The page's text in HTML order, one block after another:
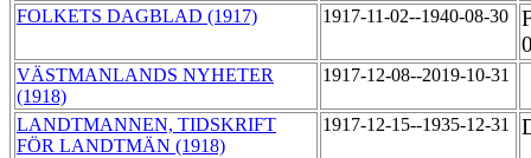
FOLKETS DAGBLAD (1917) 1917-11-02--1940-08-30
VÄSTMANLANDS NYHETER
(1918)
1917-12-08--2019-10-31
LANDTMANNEN, TIDSKRIFT
FÖR LANDTMÄN (1918)
1917-12-15--1935-12-31